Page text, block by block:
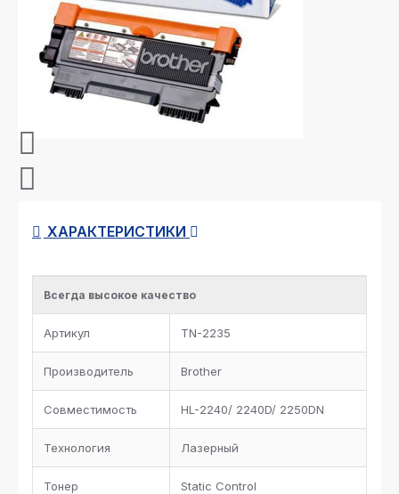
ХАРАКТЕРИСТИКИ
Всегда высокое качество
Артикул TN-2235
Производитель Brother
Совместимость HL-2240/ 2240D/ 2250DN
Технология Лазерный
Тонер Static Control